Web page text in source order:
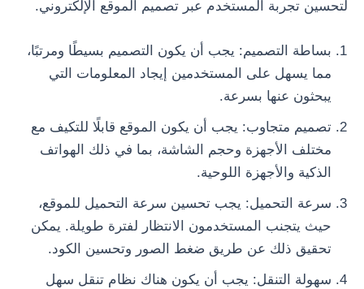
لتحسين تجربة المستخدم عبر تصميم الموقع الإلكتروني.
بساطة التصميم: يجب أن يكون التصميم بسيطًا ومرتبًا،
مما يسهل على المستخدمين إيجاد المعلومات التي
يبحثون عنها بسرعة.
تصميم متجاوب: يجب أن يكون الموقع قابلًا للتكيف مع
مختلف الأجهزة وحجم الشاشة، بما في ذلك الهواتف
الذكية والأجهزة اللوحية.
سرعة التحميل: يجب تحسين سرعة التحميل للموقع،
حيث يتجنب المستخدمون الانتظار لفترة طويلة. يمكن
تحقيق ذلك عن طريق ضغط الصور وتحسين الكود.
سهولة التنقل: يجب أن يكون هناك نظام تنقل سهل